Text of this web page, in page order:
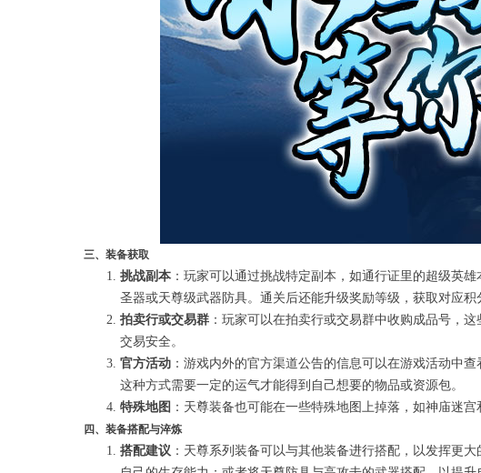
三、装备获取
挑战副本 ：玩家可以通过挑战特定副本，如通行证里的超级英
圣器或天尊级武器防具。通关后还能升级奖励等级，获取对应积
拍卖行或交易群 ：玩家可以在拍卖行或交易群中收购成品号，
交易安全。
官方活动 ：游戏内外的官方渠道公告的信息可以在游戏活动中
这种方式需要一定的运气才能得到自己想要的物品或资源包。
特殊地图 ：天尊装备也可能在一些特殊地图上掉落，如神庙迷
四、装备搭配与淬炼
搭配建议 ：天尊系列装备可以与其他装备进行搭配，以发挥更